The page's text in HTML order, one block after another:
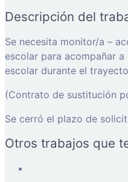
Descripción del
Se necesita monitor/a –
escolar para acompañar
escolar durante el
(Contrato de sustitución
Se cerró el plazo de
Otros trabajos que